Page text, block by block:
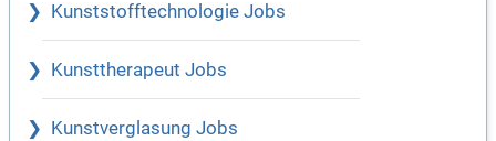
Kunststofftechnologie Jobs
Kunsttherapeut Jobs
Kunstverglasung Jobs